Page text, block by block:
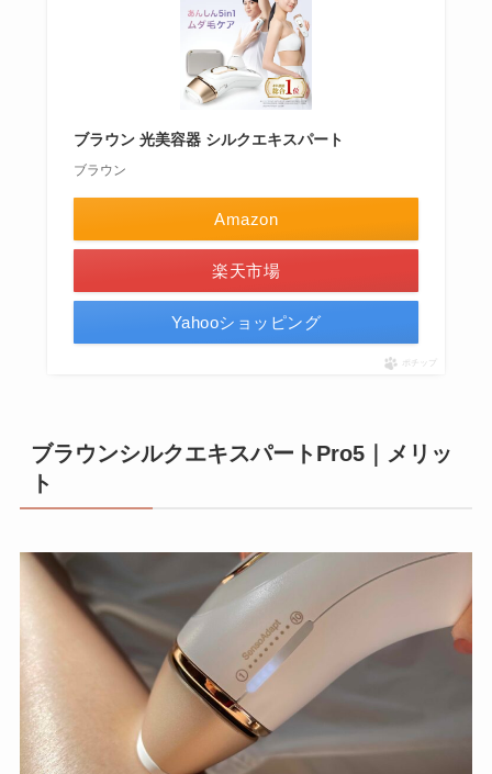
ブラウン 光美容器 シルクエキスパート
ブラウン
Amazon
楽天市場
Yahooショッピング
ポチップ
ブラウンシルクエキスパートPro5｜メリッ
ト